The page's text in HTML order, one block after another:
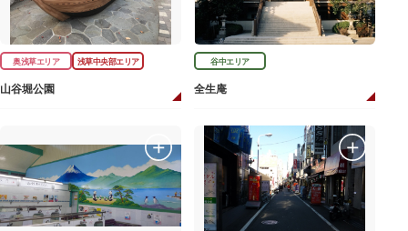
奥浅草エリア 浅草中央部エリア
山谷堀公園
谷中エリア
全生庵